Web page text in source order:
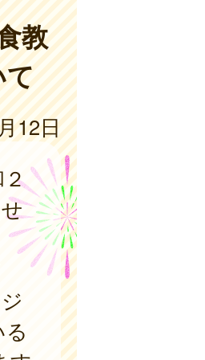
教
て
12日